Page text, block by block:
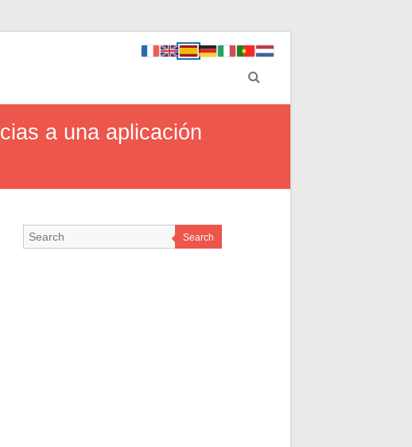
a una aplicación
Search